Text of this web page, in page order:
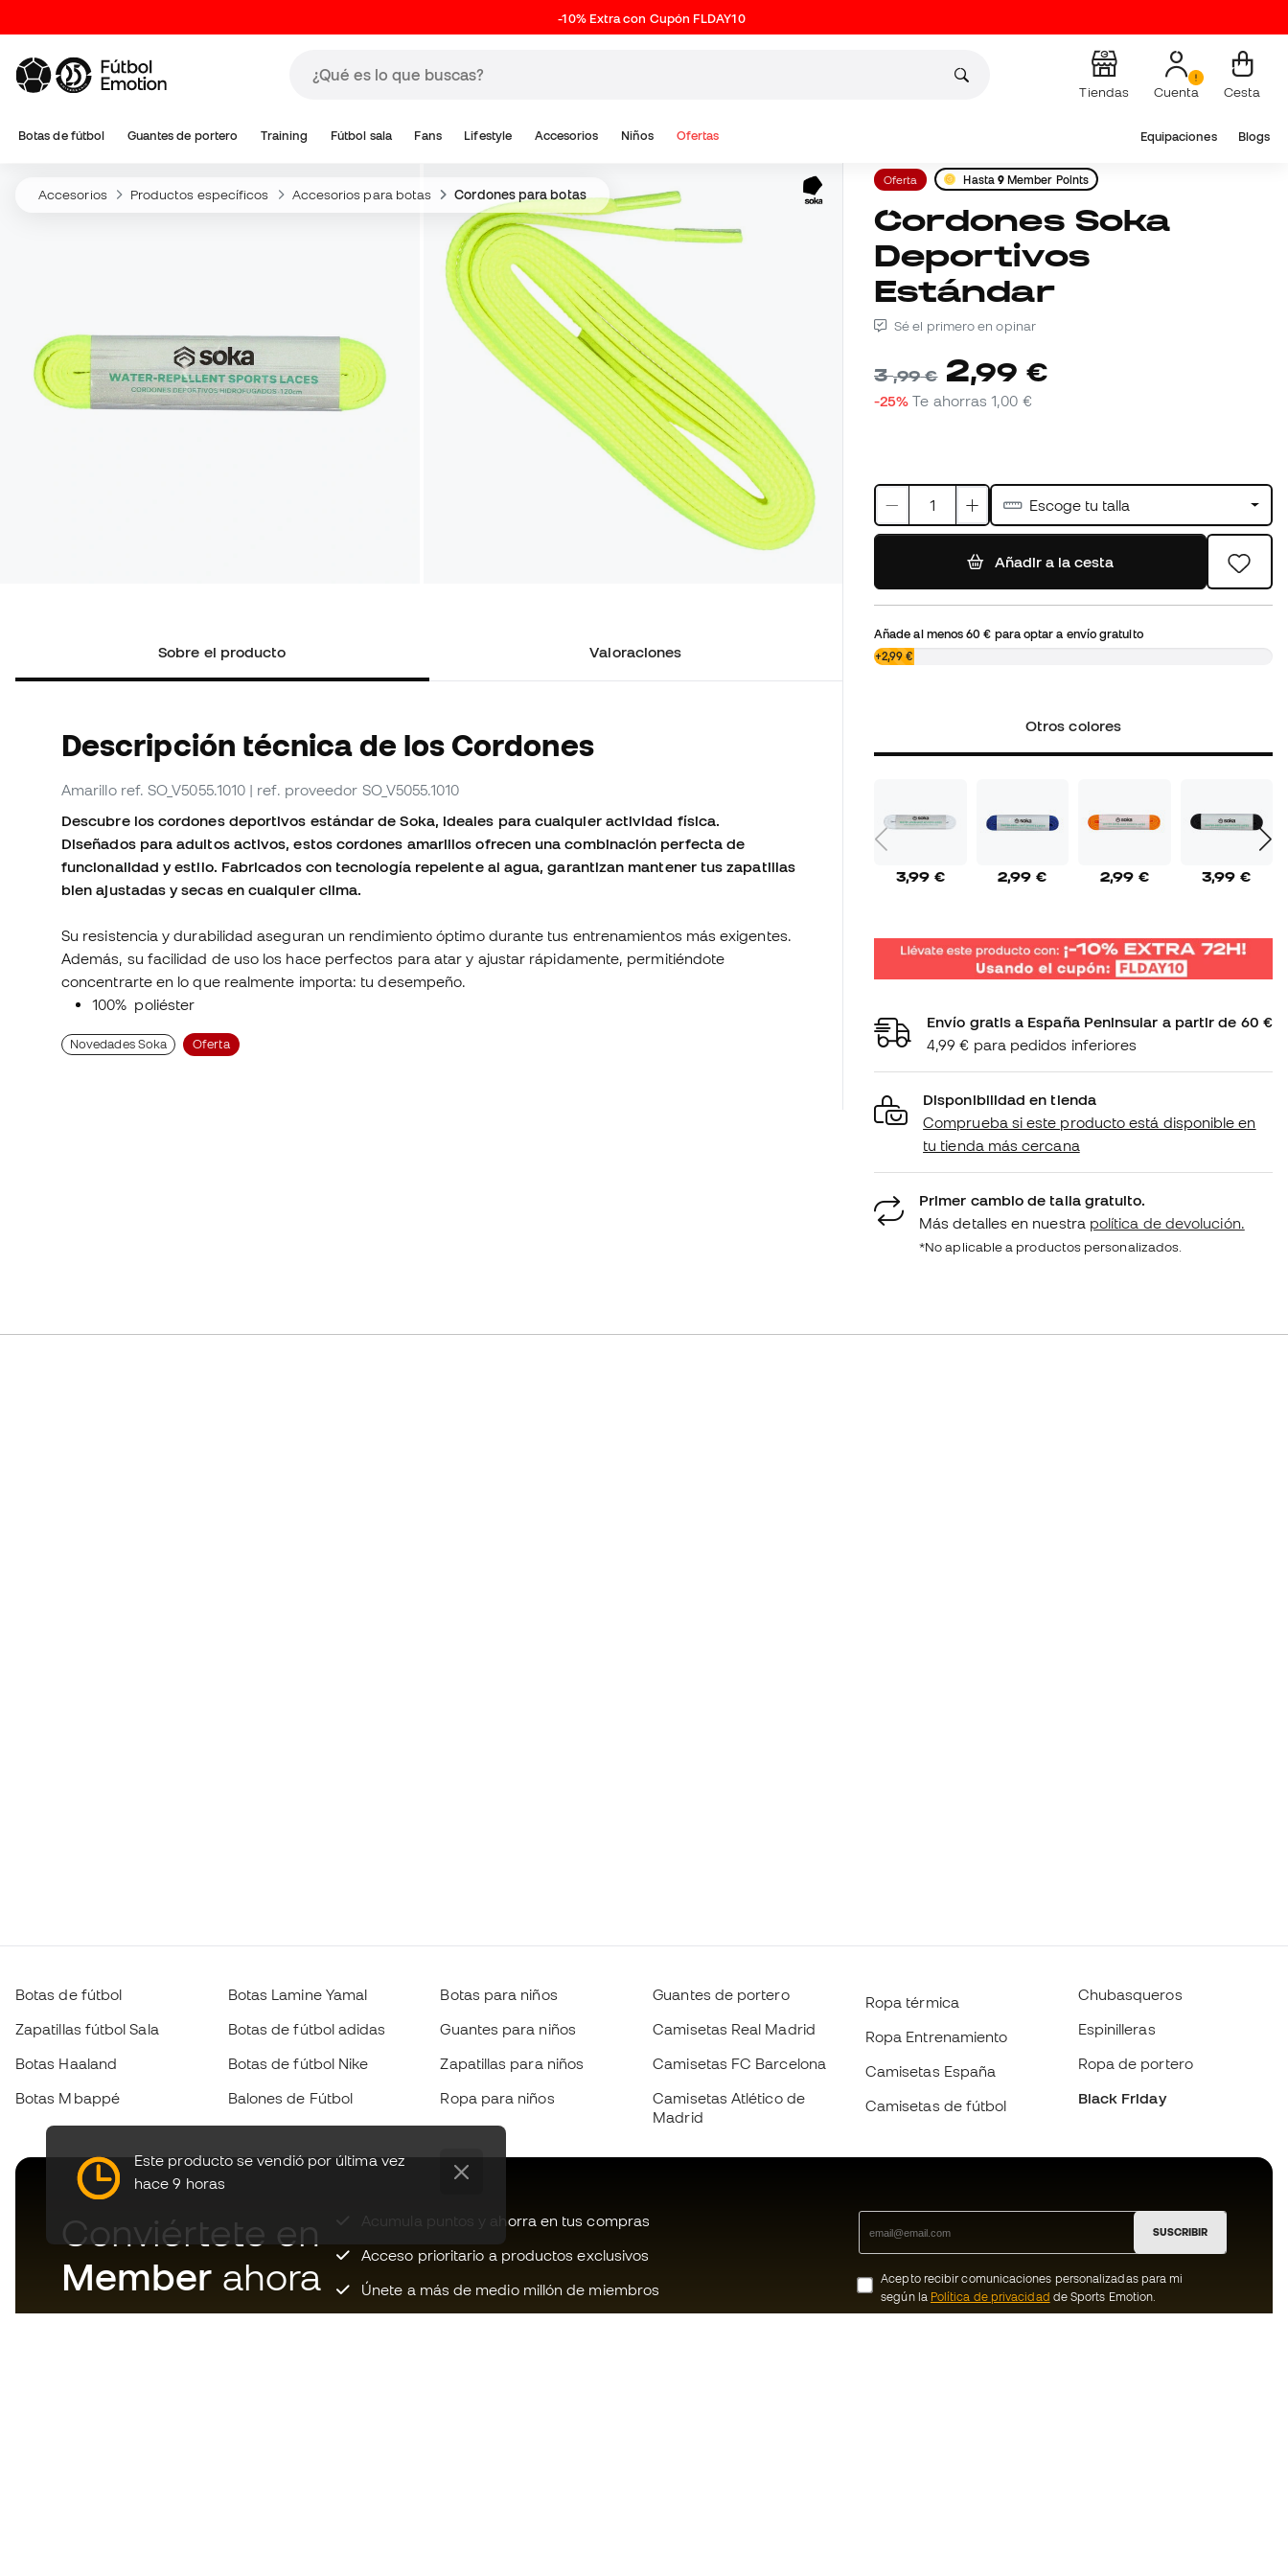
-10% Extra con Cupón FLDAY10
Tiendas Cuenta Cesta
Botas de fútbol Guantes de portero Training Fútbol sala Fans Lifestyle Accesorios Niños Ofertas Equipaciones Blogs
Accesorios Productos específicos Accesorios para botas Cordones para botas
Sobre el producto Valoraciones
Descripción técnica de los Cordones
Amarillo ref. SO_V5055.1010 | ref. proveedor SO_V5055.1010
Descubre los cordones deportivos estándar de Soka, ideales para cualquier actividad física.
Diseñados para adultos activos, estos cordones amarillos ofrecen una combinación perfecta de
funcionalidad y estilo. Fabricados con tecnología repelente al agua, garantizan mantener tus zapatillas
bien ajustadas y secas en cualquier clima.
Su resistencia y durabilidad aseguran un rendimiento óptimo durante tus entrenamientos más exigentes.
Además, su facilidad de uso los hace perfectos para atar y ajustar rápidamente, permitiéndote
concentrarte en lo que realmente importa: tu desempeño.
100% poliéster
Novedades Soka Oferta
Oferta Hasta 9 Member Points
Cordones Soka
Deportivos
Estándar
Sé el primero en opinar
3,99 € 2,99 €
-25% Te ahorras1,00 €
Escoge tu talla
Añadir a la cesta
Añade al menos60 € para optar a envío gratuito
0,00 €
+2,99 €
Otros colores
3,99 € 2,99 € 2,99 € 3,99 €
Envío gratis a España Peninsular a partir de 60 €
4,99 € para pedidos inferiores
Disponibilidad en tienda
Comprueba si este producto está disponible en
tu tienda más cercana
Primer cambio de talla gratuito.
Más detalles en nuestra política de devolución.
*No aplicable a productos personalizados.
Este producto se vendió por última vez
hace 9 horas
Botas de fútbol
Zapatillas fútbol Sala
Botas Haaland
Botas Mbappé
Botas Lamine Yamal
Botas de fútbol adidas
Botas de fútbol Nike
Balones de Fútbol
Botas para niños
Guantes para niños
Zapatillas para niños
Ropa para niños
Guantes de portero
Camisetas Real Madrid
Camisetas FC Barcelona
Camisetas Atlético de
Madrid
Ropa térmica
Ropa Entrenamiento
Camisetas España
Camisetas de fútbol
Chubasqueros
Espinilleras
Ropa de portero
Black Friday
Conviértete en
Member ahora
Acumula puntos y ahorra en tus compras
Acceso prioritario a productos exclusivos
Únete a más de medio millón de miembros
SUSCRIBIR
Acepto recibir comunicaciones personalizadas para mi
según la Política de privacidad de Sports Emotion.